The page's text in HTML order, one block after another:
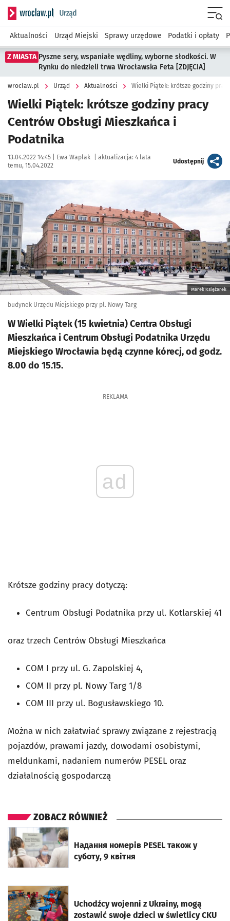
Serwis informacyjny wroclaw.pl podserwis: Urząd
Aktualności Urząd Miejski Sprawy urzędowe Podatki i opłaty
Z MIASTA Pyszne sery, wspaniałe wędliny, wyborne słodkości. W
Rynku do niedzieli trwa Wrocławska Feta [ZDJĘCIA]
wroclaw.pl Urząd Aktualności Wielki Piątek: krótsze godziny
Wielki Piątek: krótsze godziny pracy
Centrów Obsługi Mieszkańca i
Podatnika
Data publikacji:
13.04.2022 14:45 | Autor:
Ewa Waplak aktualizacja: 4 lata
temu, 15.04.2022
Udostępnijartykuł
Kliknij, aby powiększyć
Marek Księżarek
budynek Urzędu Miejskiego przy pl. Nowy Targ
W Wielki Piątek (15 kwietnia) Centra Obsługi
Mieszkańca i Centrum Obsługi Podatnika Urzędu
Miejskiego Wrocławia będą czynne kórecj, od godz.
8.00 do 15.15.
REKLAMA
ad
Krótsze godziny pracy dotyczą:
Centrum Obsługi Podatnika przy ul. Kotlarskiej 41
oraz trzech Centrów Obsługi Mieszkańca
COM I przy ul. G. Zapolskiej 4,
COM II przy pl. Nowy Targ 1/8
COM III przy ul. Bogusławskiego 10.
Można w nich załatwiać sprawy związane z rejestracją
pojazdów, prawami jazdy, dowodami osobistymi,
meldunkami, nadaniem numerów PESEL oraz
działalnością gospodarczą
ZOBACZ RÓWNIEŻ
Надання номерів PESEL також у
суботу, 9 квітня
otworzy się w nowej karcie
Uchodźcy wojenni z Ukrainy, mogą
zostawić swoje dzieci w świetlicy CKU
otworzy się w nowej karcie